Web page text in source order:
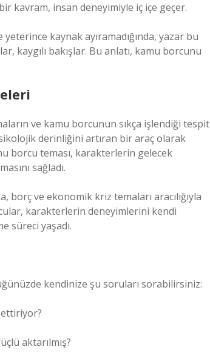
kavram, insan deneyimiyle iç içe geçer.
kaynak ayıramadığında, yazar bu
kaygılı bakışlar. Bu anlatı, kamu borcunu
ve kamu borcunun sıkça işlendiği tespit
derinliğini artıran bir araç olarak
borcu teması, karakterlerin gelecek
sağladı.
borç ve ekonomik kriz temaları aracılığıyla
karakterlerin deneyimlerini kendi
süreci yaşadı.
kendinize şu soruları sorabilirsiniz:
aktarılmış?